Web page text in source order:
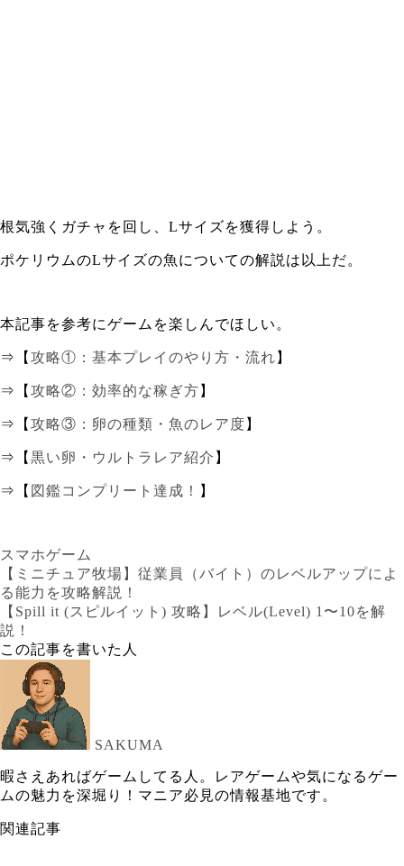
根気強くガチャを回し、Lサイズを獲得しよう。
ポケリウムのLサイズの魚についての解説は以上だ。
本記事を参考にゲームを楽しんでほしい。
⇒【 攻略①：基本プレイのやり方・流れ 】
⇒【 攻略②：効率的な稼ぎ方 】
⇒【 攻略③：卵の種類・魚のレア度 】
⇒【 黒い卵・ウルトラレア紹介 】
⇒【 図鑑コンプリート達成！ 】
スマホゲーム
【ミニチュア牧場】従業員（バイト）のレベルアップによ
る能力を攻略解説！
【Spill it (スピルイット) 攻略】レベル(Level) 1〜10を解
説！
この記事を書いた人
SAKUMA
暇さえあればゲームしてる人。レアゲームや気になるゲー
ムの魅力を深堀り！マニア必見の情報基地です。
関連記事